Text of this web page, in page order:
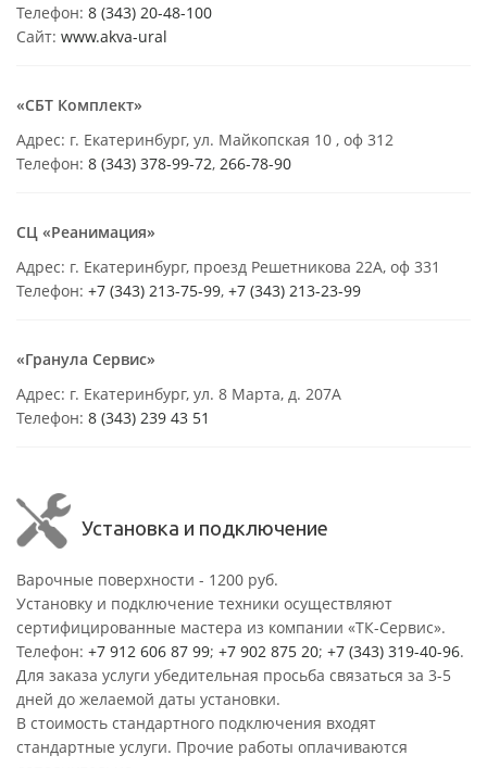
Телефон: 8 (343) 20-48-100
Сайт: www.akva-ural
«СБТ Комплект»
Адрес: г. Екатеринбург, ул. Майкопская 10 , оф 312
Телефон: 8 (343) 378-99-72, 266-78-90
СЦ «Реанимация»
Адрес: г. Екатеринбург, проезд Решетникова 22А, оф 331
Телефон: +7 (343) 213-75-99, +7 (343) 213-23-99
«Гранула Сервис»
Адрес: г. Екатеринбург, ул. 8 Марта, д. 207А
Телефон: 8 (343) 239 43 51
Установка и подключение
Варочные поверхности - 1200 руб.
Установку и подключение техники осуществляют
сертифицированные мастера из компании «ТК-Сервис».
Телефон: +7 912 606 87 99; +7 902 875 20; +7 (343) 319-40-96.
Для заказа услуги убедительная просьба связаться за 3-5
дней до желаемой даты установки.
В стоимость стандартного подключения входят
стандартные услуги. Прочие работы оплачиваются